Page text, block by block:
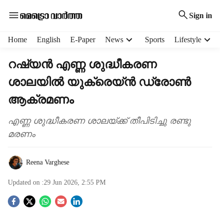
Sign in
Home English E-Paper News Sports Lifestyle
റഷ്യൻ എണ്ണ ശുദ്ധീകരണ
ശാലയിൽ യുക്രെയ്ൻ ഡ്രോൺ
ആക്രമണം
എണ്ണ ശുദ്ധീകരണ ശാലയ്ക്ക് തീപിടിച്ചു രണ്ടു
മരണം
Reena Varghese
Updated on :29 Jun 2026, 2:55 PM
S